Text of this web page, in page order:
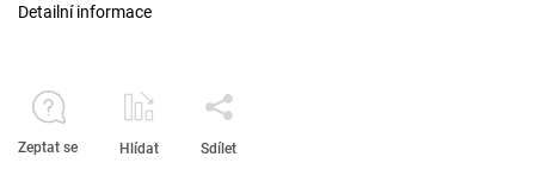
Detailní informace
Zeptat se Hlídat Sdílet